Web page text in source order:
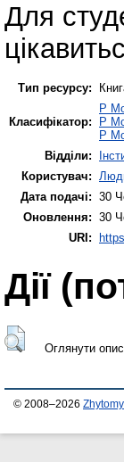
Для
Тип ресурсу:
Класифікатор:
P
P
P
Відділи:
Користувач:
Дата подачі: 30
Оновлення: 30
URI:
Дії
Оглянути
© 2008–2026